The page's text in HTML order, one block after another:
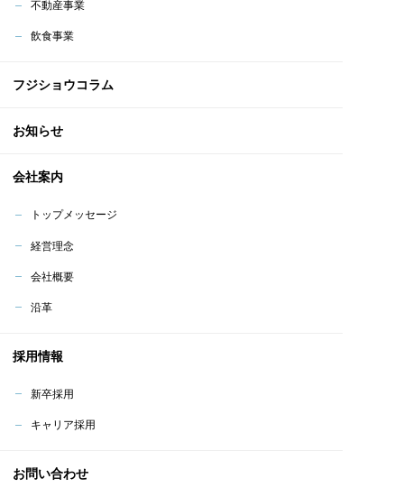
不動産事業
飲食事業
フジショウコラム
お知らせ
会社案内
トップメッセージ
経営理念
会社概要
沿革
採用情報
新卒採用
キャリア採用
お問い合わせ